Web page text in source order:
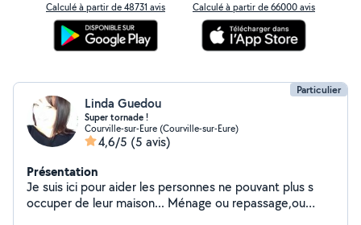
Calculé à partir de 48731 avis Calculé à partir de 66000 avis
Particulier
Linda Guedou
Super tornade !
Courville-sur-Eure (Courville-sur-Eure)
4,6/5 (5 avis)
Présentation
Je suis ici pour aider les personnes ne pouvant plus s
occuper de leur maison... Ménage ou repassage,ou